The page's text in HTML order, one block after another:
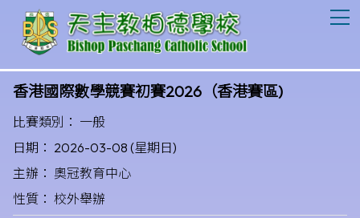
香港國際數學競賽初賽2026（香港賽區)
比賽類別： 一般
日期： 2026-03-08 (星期日)
主辦： 奧冠教育中心
性質： 校外舉辦